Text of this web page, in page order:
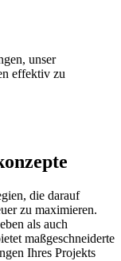
unser
effektiv zu
die darauf
zu maximieren.
als auch
maßgeschneiderte
Ihres Projekts